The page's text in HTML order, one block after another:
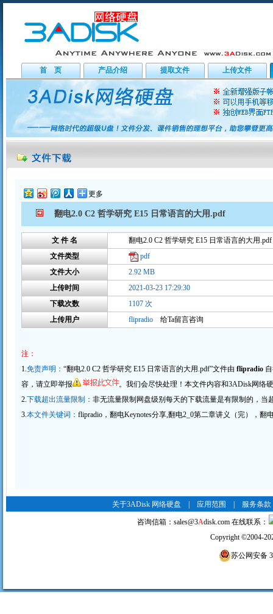
首 页 产品介绍 提取文件 上传文件
更多
翻电2.0 C2 哲学研究 E15 日常语言的大用.pdf
文 件 名
翻电2.0 C2 哲学研究 E15 日常语言的大用.pdf
文件类型
pdf
文件大小
2.92 MB
上传时间
2021-03-23 17:29:30
下载次数
1107 次
上传用户
flipradio给Ta留言咨询
注：
1.免责声明：“翻电2.0 C2 哲学研究 E15 日常语言的大用.pdf”文件由flipradio
容，请立即举报 。我们会尽快处理！本文件内容和3ADisk网络
2.下载超出流量限制：非无流量限制网盘级别每天的下载流量是有限制的，
3.本文件关键词：flipradio，翻电Keynotes分享,翻电2_0第二章讲义（完），翻
关于3ADisk 网络硬盘 |应用范围 服务条款
咨询信箱：sales@3Adisk.com 在线联系：
Copyright©2004-
苏公网安备